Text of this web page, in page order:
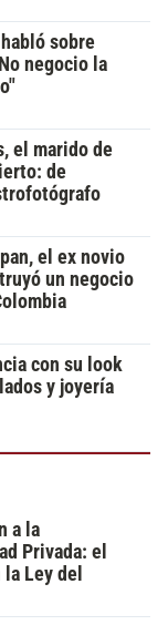
sobre
negocio la
el marido de
de
el ex novio
un negocio
con su look
y joyería
a la
Privada: el
Ley del